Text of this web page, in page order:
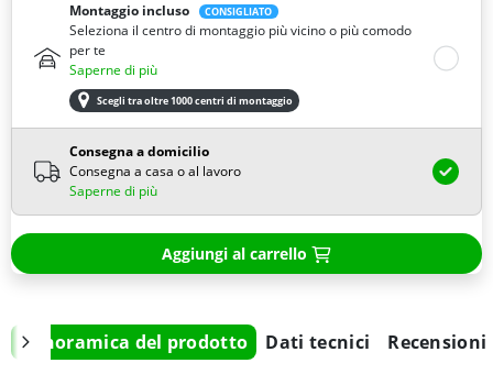
Montaggio incluso
CONSIGLIATO
Seleziona il centro di montaggio più vicino o più comodo
per te
Saperne di più
Scegli tra oltre 1000 centri di montaggio
Consegna a domicilio
Consegna a casa o al lavoro
Saperne di più
Aggiungi al carrello
Panoramica del prodotto Dati tecnici Recensioni